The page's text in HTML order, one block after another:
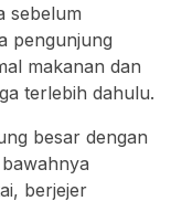
sebelum
pengunjung
makanan dan
terlebih dahulu.
besar dengan
berjejer